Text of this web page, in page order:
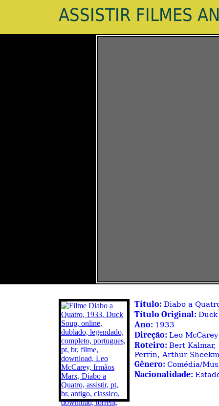
ASSISTIR FILMES
Título: Diabo a
Título Original:
Ano: 1933
Direção: Leo McCarey
Roteiro: Bert Kalmar,
Perrin, Arthur
Gênero: Comédia/
Nacionalidade: